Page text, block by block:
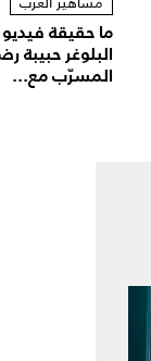
ما حقيقة فيديو
البلوغر حبيبة
المسرّب مع...